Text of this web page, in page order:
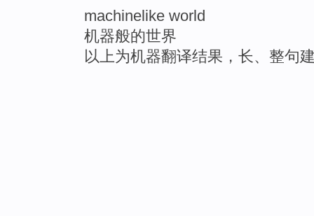
machinelike world
机器般的世界
以上为机器翻译结果，长、整句